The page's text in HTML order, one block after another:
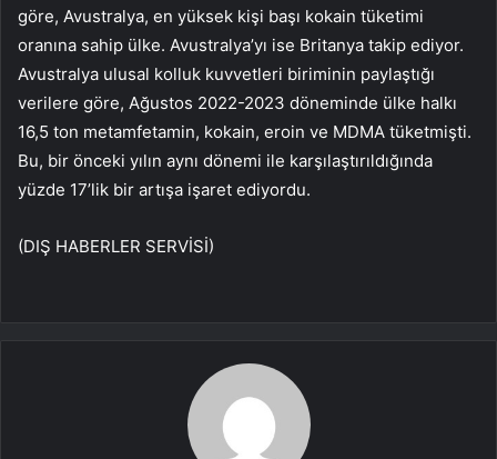
göre, Avustralya, en yüksek kişi başı kokain tüketimi
oranına sahip ülke. Avustralya’yı ise Britanya takip ediyor.
Avustralya ulusal kolluk kuvvetleri biriminin paylaştığı
verilere göre, Ağustos 2022-2023 döneminde ülke halkı
16,5 ton metamfetamin, kokain, eroin ve MDMA tüketmişti.
Bu, bir önceki yılın aynı dönemi ile karşılaştırıldığında
yüzde 17’lik bir artışa işaret ediyordu.
(DIŞ HABERLER SERVİSİ)